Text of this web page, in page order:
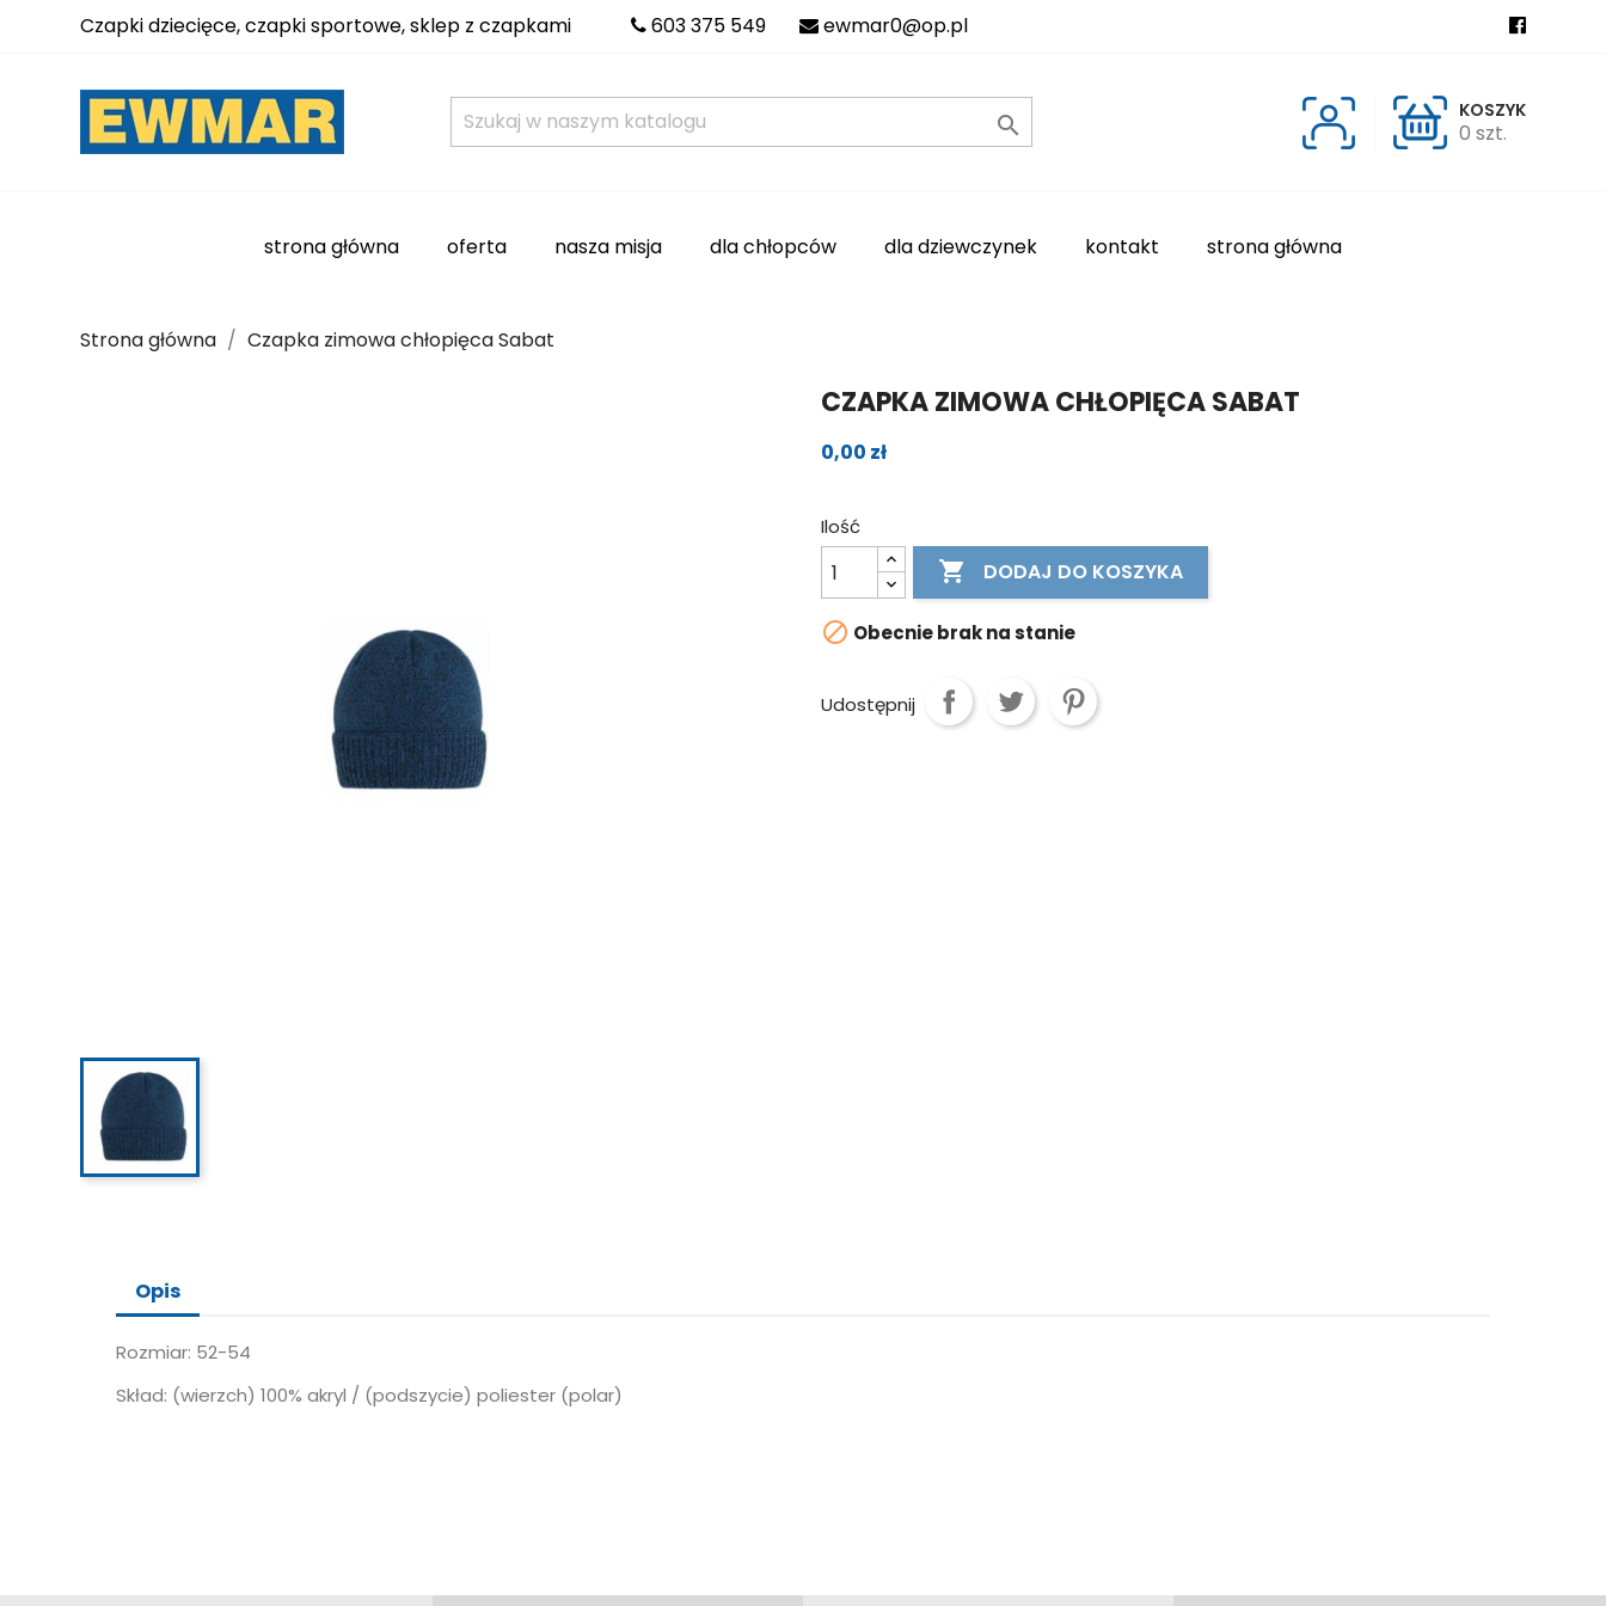
Czapki dziecięce, czapki sportowe, sklep z czapkami 603 375 549 ewmar0@op.pl

KOSZYK
0 szt.
strona główna oferta nasza misja dla chłopców dla dziewczynek kontakt strona główna
Strona główna Czapka zimowa chłopięca Sabat
CZAPKA ZIMOWA CHŁOPIĘCA SABAT
0,00 zł
Ilość
 DODAJ DO KOSZYKA
 Obecnie brak na stanie
Udostępnij
Opis
Rozmiar: 52-54
Skład: (wierzch) 100% akryl / (podszycie) poliester (polar)